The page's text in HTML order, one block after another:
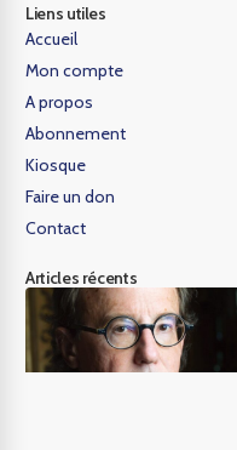
Liens utiles
Accueil
Mon compte
A propos
Abonnement
Kiosque
Faire un don
Contact
Articles récents